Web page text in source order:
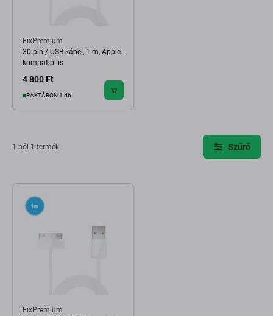
FixPremium
30-pin / USB kábel, 1 m, Apple-
kompatibilis
4 800 Ft
RAKTÁRON 1 db
1-ból 1 termék Szűrő
FixPremium